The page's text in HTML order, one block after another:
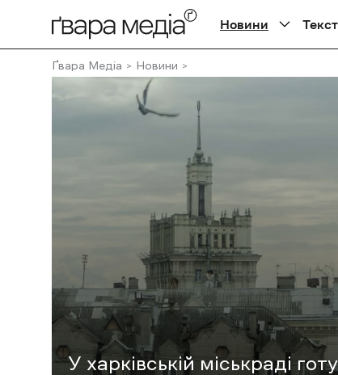
Новини
Ґвара Медіа Новини
У харківській міськраді